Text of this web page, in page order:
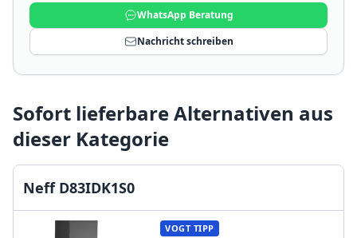
WhatsApp Beratung
Nachricht schreiben
Sofort lieferbare Alternativen aus
dieser Kategorie
Neff D83IDK1S0
VOGT TIPP